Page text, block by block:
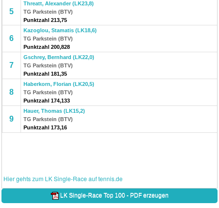
5
Threatt, Alexander (LK23,8)
TG Parkstein (BTV)
Punktzahl 213,75
6
Kazoglou, Stamatis (LK18,6)
TG Parkstein (BTV)
Punktzahl 200,828
7
Gschrey, Bernhard (LK22,0)
TG Parkstein (BTV)
Punktzahl 181,35
8
Haberkorn, Florian (LK20,5)
TG Parkstein (BTV)
Punktzahl 174,133
9
Hauer, Thomas (LK15,2)
TG Parkstein (BTV)
Punktzahl 173,16
Hier gehts zum LK Single-Race auf tennis.de
LK Single-Race Top 100 - PDF erzeugen